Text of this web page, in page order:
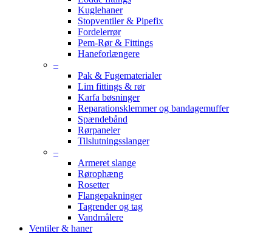
Kuglehaner
Stopventiler & Pipefix
Fordelerrør
Pem-Rør & Fittings
Haneforlængere
–
Pak & Fugematerialer
Lim fittings & rør
Karfa bøsninger
Reparationsklemmer og bandagemuffer
Spændebånd
Rørpaneler
Tilslutningsslanger
–
Armeret slange
Rørophæng
Rosetter
Flangepakninger
Tagrender og tag
Vandmålere
Ventiler & haner